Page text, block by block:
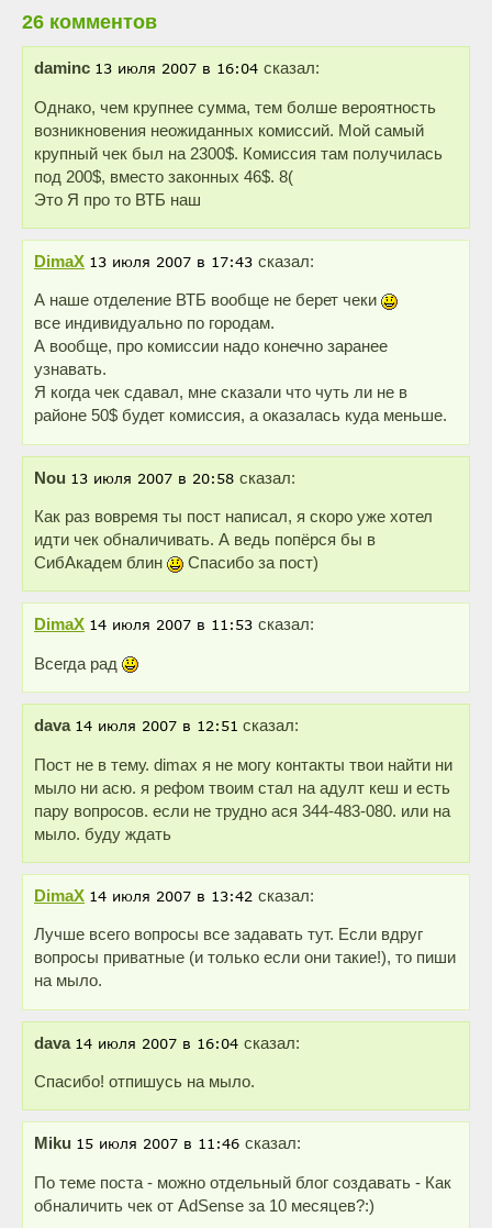
26 комментов
daminc сказал:
Однако, чем крупнее сумма, тем болше вероятность
возникновения неожиданных комиссий. Мой самый
крупный чек был на 2300$. Комиссия там получилась
под 200$, вместо законных 46$. 8(
Это Я про то ВТБ наш
DimaX сказал:
А наше отделение ВТБ вообще не берет чеки
все индивидуально по городам.
А вообще, про комиссии надо конечно заранее
узнавать.
Я когда чек сдавал, мне сказали что чуть ли не в
районе 50$ будет комиссия, а оказалась куда меньше.
Nou сказал:
Как раз вовремя ты пост написал, я скоро уже хотел
идти чек обналичивать. А ведь попёрся бы в
СибАкадем блин
Спасибо за пост)
DimaX сказал:
Всегда рад
dava сказал:
Пост не в тему. dimax я не могу контакты твои найти ни
мыло ни асю. я рефом твоим стал на адулт кеш и есть
пару вопросов. если не трудно ася 344-483-080. или на
мыло. буду ждать
DimaX сказал:
Лучше всего вопросы все задавать тут. Если вдруг
вопросы приватные (и только если они такие!), то пиши
на мыло.
dava сказал:
Спасибо! отпишусь на мыло.
Miku сказал:
По теме поста - можно отдельный блог создавать - Как
обналичить чек от AdSense за 10 месяцев?:)